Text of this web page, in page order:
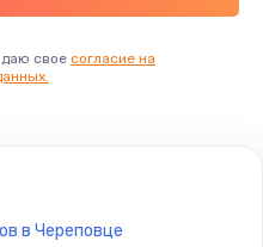
даю свое согласие на
в Череповце